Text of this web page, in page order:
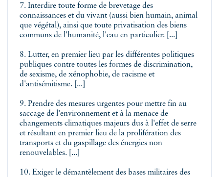
7. Interdire toute forme de brevetage des
connaissances et du vivant (aussi bien humain, animal
que végétal), ainsi que toute privatisation des biens
communs de l'humanité, l'eau en particulier. [...]
8. Lutter, en premier lieu par les différentes politiques
publiques contre toutes les formes de discrimination,
de sexisme, de xénophobie, de racisme et
d'antisémitisme. [...]
9. Prendre des mesures urgentes pour mettre fin au
saccage de l'environnement et à la menace de
changements climatiques majeurs dus à l'effet de serre
et résultant en premier lieu de la prolifération des
transports et du gaspillage des énergies non
renouvelables. [...]
10. Exiger le démantèlement des bases militaires des